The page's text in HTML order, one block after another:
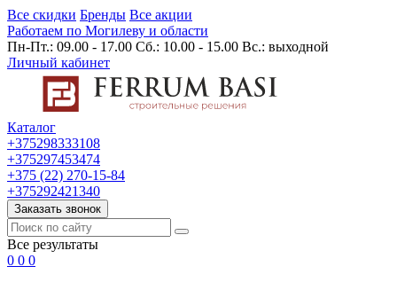
Все скидки Бренды Все акции
Работаем по Могилеву и области
Пн-Пт.: 09.00 - 17.00 Сб.: 10.00 - 15.00 Вс.: выходной
Личный кабинет
Каталог
+375298333108
+375297453474
+375 (22) 270-15-84
+375292421340
Заказать звонок
Все результаты
0 0 0